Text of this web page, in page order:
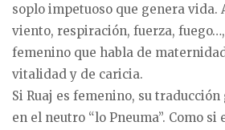
soplo impetuoso que genera vida.
viento, respiración, fuerza,
femenino que habla de
vitalidad y de caricia.
Si Ruaj es femenino, su
en el neutro “lo Pneuma”. Como